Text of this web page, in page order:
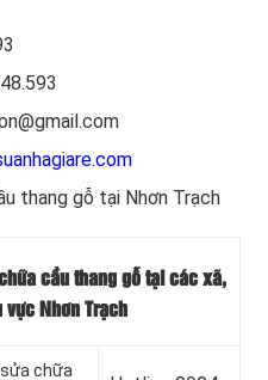
thang gỗ tại Nhơn Trạch
cầu thang gỗ tại các xã,
vực Nhơn Trạch
chữa